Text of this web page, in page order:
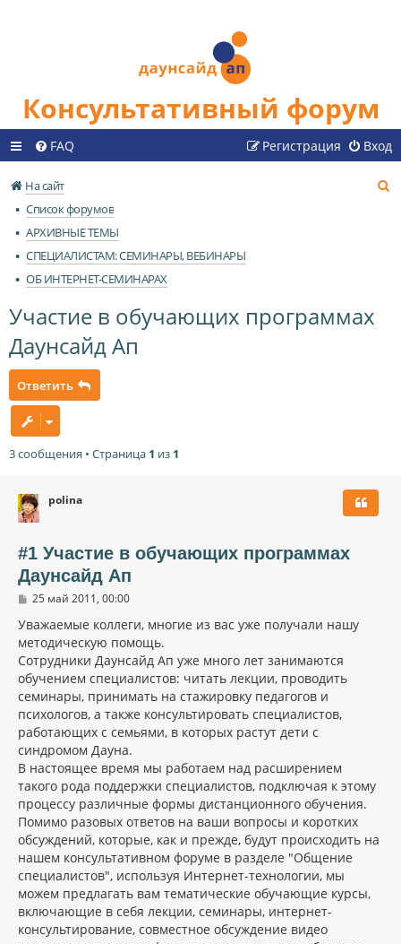
Консультативный форум
FAQ Вход
Регистрация
На сайт
Список форумов
АРХИВНЫЕ ТЕМЫ
СПЕЦИАЛИСТАМ: СЕМИНАРЫ, ВЕБИНАРЫ
ОБ ИНТЕРНЕТ-СЕМИНАРАХ
Участие в обучающих программах
Даунсайд Ап
Ответить
3 сообщения • Страница 1 из 1
polina
#1 Участие в обучающих программах
Даунсайд Ап
С
о
щ
е
н
и
е
25 май 2011, 00:00
Уважаемые коллеги, многие из вас уже получали нашу
методическую помощь.
Сотрудники Даунсайд Ап уже много лет занимаются
обучением специалистов: читать лекции, проводить
семинары, принимать на стажировку педагогов и
психологов, а также консультировать специалистов,
работающих с семьями, в которых растут дети с
синдромом Дауна.
В настоящее время мы работаем над расширением
такого рода поддержки специалистов, подключая к этому
процессу различные формы дистанционного обучения.
Помимо разовых ответов на ваши вопросы и коротких
обсуждений, которые, как и прежде, будут происходить на
нашем консультативном форуме в разделе "Общение
специалистов", используя Интернет-технологии, мы
можем предлагать вам тематические обучающие курсы,
включающие в себя лекции, семинары, интернет-
консультирование, совместное обсуждение видео